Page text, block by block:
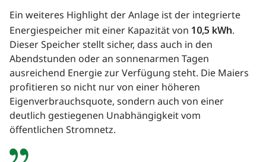
Ein weiteres Highlight der Anlage ist der integrierte
Energiespeicher mit einer Kapazität von 10,5 kWh.
Dieser Speicher stellt sicher, dass auch in den
Abendstunden oder an sonnenarmen Tagen
ausreichend Energie zur Verfügung steht. Die Maiers
profitieren so nicht nur von einer höheren
Eigenverbrauchsquote, sondern auch von einer
deutlich gestiegenen Unabhängigkeit vom
öffentlichen Stromnetz.